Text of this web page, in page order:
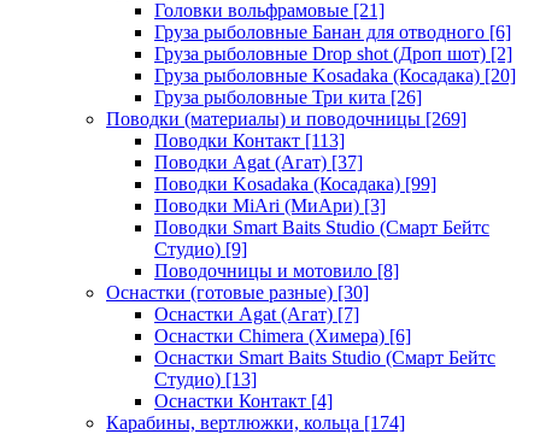
Головки вольфрамовые [21]
Груза рыболовные Банан для отводного [6]
Груза рыболовные Drop shot (Дроп шот) [2]
Груза рыболовные Kosadaka (Косадака) [20]
Груза рыболовные Три кита [26]
Поводки (материалы) и поводочницы [269]
Поводки Контакт [113]
Поводки Agat (Агат) [37]
Поводки Kosadaka (Косадака) [99]
Поводки MiAri (МиАри) [3]
Поводки Smart Baits Studio (Смарт Бейтс
Студио) [9]
Поводочницы и мотовило [8]
Оснастки (готовые разные) [30]
Оснастки Agat (Агат) [7]
Оснастки Chimera (Химера) [6]
Оснастки Smart Baits Studio (Смарт Бейтс
Студио) [13]
Оснастки Контакт [4]
Карабины, вертлюжки, кольца [174]